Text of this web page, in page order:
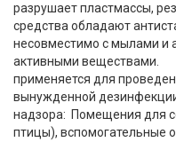
разрушает пластмассы,
средства обладают
несовместимо с мылами и
активными
применяется для
вынужденной
надзора: Помещения для
птицы), вспомогательные